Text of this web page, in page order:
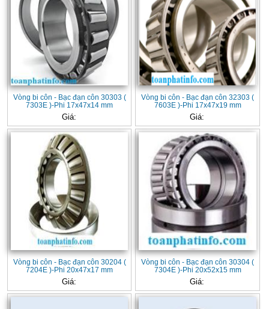
Vòng bi côn - Bạc đạn côn 30303 (
7303E )-Phi 17x47x14 mm
Giá:
Vòng bi côn - Bạc đạn côn 32303 (
7603E )-Phi 17x47x19 mm
Giá:
Vòng bi côn - Bạc đạn côn 30204 (
7204E )-Phi 20x47x17 mm
Giá:
Vòng bi côn - Bạc đạn côn 30304 (
7304E )-Phi 20x52x15 mm
Giá: